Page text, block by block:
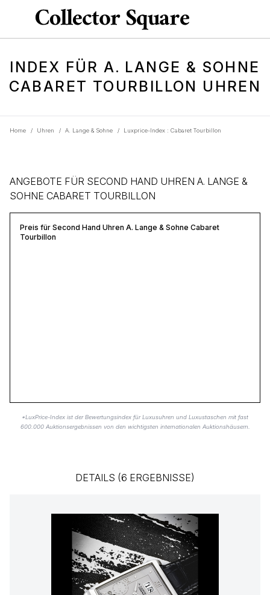
INDEX FÜR A. LANGE & SOHNE
CABARET TOURBILLON UHREN
Home / Uhren / A. Lange & Sohne / Luxprice-Index : Cabaret Tourbillon
ANGEBOTE FÜR SECOND HAND UHREN A. LANGE &
SOHNE CABARET TOURBILLON
Preis für Second Hand Uhren A. Lange & Sohne Cabaret
Tourbillon
*LuxPrice-Index ist der Bewertungsindex für Luxusuhren und Luxustaschen mit fast
600.000 Auktionsergebnissen von den wichtigsten internationalen Auktionshäusern.
DETAILS (6 ERGEBNISSE)